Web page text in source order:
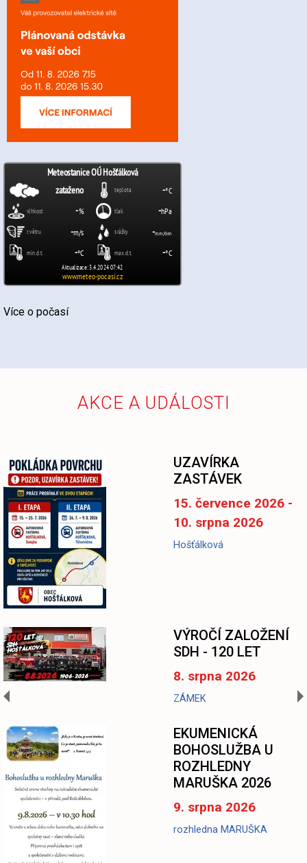
Více o počasí
AKCE A UDÁLOSTI
UZAVÍRKA
ZASTÁVEK
15. července 2026 -
10. srpna 2026
Hošťálková
VÝROČÍ ZALOŽENÍ
SDH - 120 LET
8. srpna 2026
ZÁMEK
EKUMENICKÁ
BOHOSLUŽBA U
ROZHLEDNY
MARUŠKA 2026
9. srpna 2026
rozhledna MARUŠKA